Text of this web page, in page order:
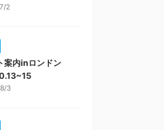
2
案内inロンドン
3